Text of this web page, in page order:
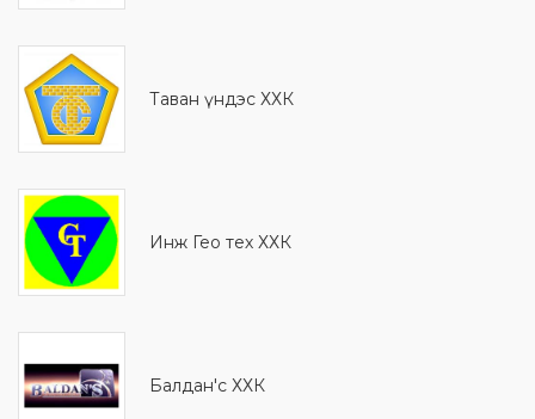
Таван үндэс ХХК
Инж Гео тех ХХК
Балдан'с ХХК